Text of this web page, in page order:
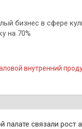
бизнес в сфере
на 70%
внутренний
палате связали рост